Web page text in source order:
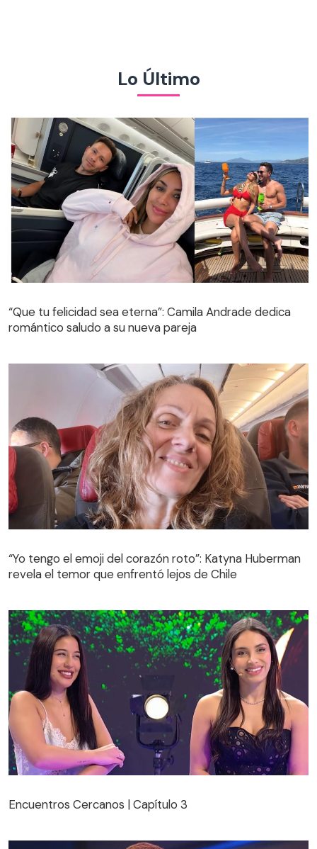
Lo Último
“Que tu felicidad sea eterna”: Camila Andrade dedica
romántico saludo a su nueva pareja
“Yo tengo el emoji del corazón roto”: Katyna Huberman
revela el temor que enfrentó lejos de Chile
Encuentros Cercanos | Capítulo 3